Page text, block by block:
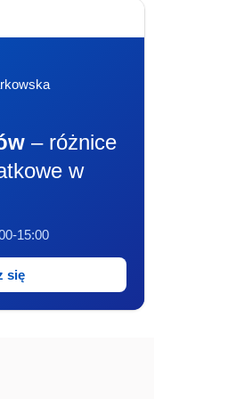
– różnice
w
15:00
się